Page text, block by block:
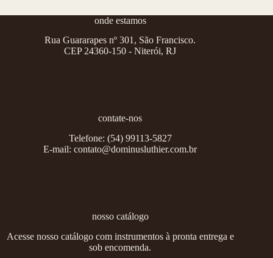
onde estamos
Rua Guararapes nº 301, São Francisco.
CEP 24360-150 - Niterói, RJ
contate-nos
Telefone: (54) 99113-5827
E-mail:contato@dominusluthier.com.br
nosso catálogo
Acesse nosso catálogo com instrumentos à pronta entrega e
sob encomenda.